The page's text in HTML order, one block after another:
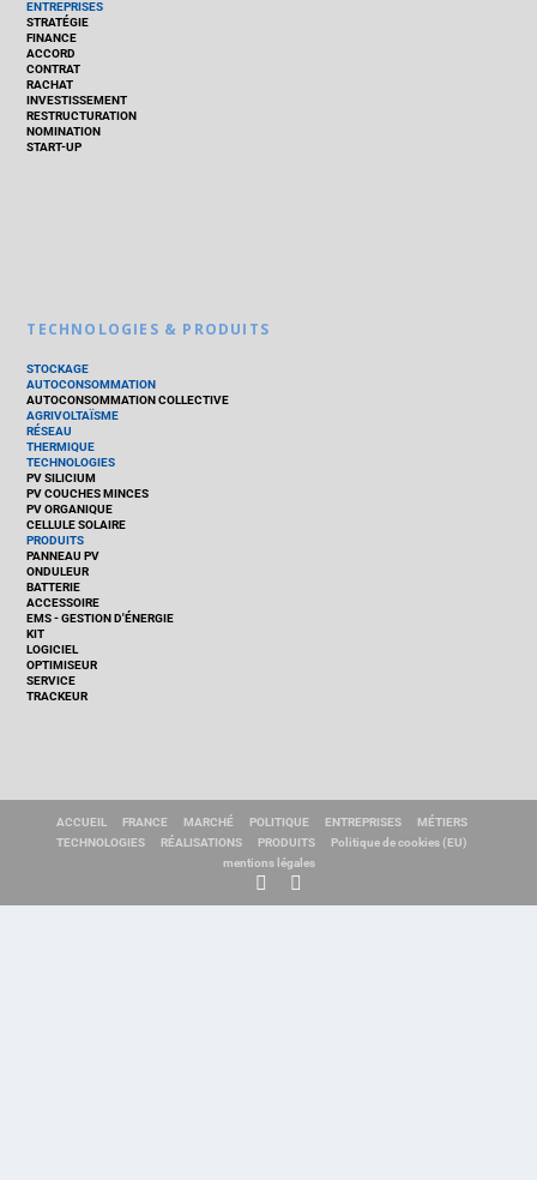
ENTREPRISES
STRATÉGIE
FINANCE
ACCORD
CONTRAT
RACHAT
INVESTISSEMENT
RESTRUCTURATION
NOMINATION
START-UP
TECHNOLOGIES & PRODUITS
STOCKAGE
AUTOCONSOMMATION
AUTOCONSOMMATION COLLECTIVE
AGRIVOLTAÏSME
RÉSEAU
THERMIQUE
TECHNOLOGIES
PV SILICIUM
PV COUCHES MINCES
PV ORGANIQUE
CELLULE SOLAIRE
PRODUITS
PANNEAU PV
ONDULEUR
BATTERIE
ACCESSOIRE
EMS - GESTION D'ÉNERGIE
KIT
LOGICIEL
OPTIMISEUR
SERVICE
TRACKEUR
ACCUEIL FRANCE MARCHÉ POLITIQUE ENTREPRISES
MÉTIERS
TECHNOLOGIES
RÉALISATIONS PRODUITS
Politique de cookies (EU)
mentions légales